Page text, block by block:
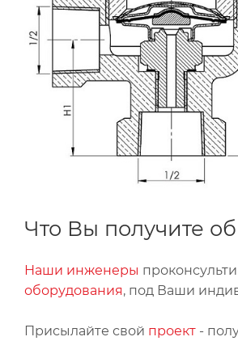
Что Вы получите
Наши инженеры
оборудования, под Ваши
Присылайте свой проект -